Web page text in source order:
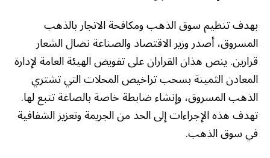
بهدف تنظيم سوق الذهب ومكافحة الاتجار بالذهب
المسروق، أصدر وزير الاقتصاد والصناعة نضال الشعار
قرارين. ينص هذان القراران على تفويض الهيئة العامة لإدارة
المعادن الثمينة بسحب تراخيص المحلات التي تشتري
الذهب المسروق، وإنشاء ضابطة خاصة بالصاغة تتبع لها.
تهدف هذه الإجراءات إلى الحد من الجريمة وتعزيز الشفافية
في سوق الذهب.